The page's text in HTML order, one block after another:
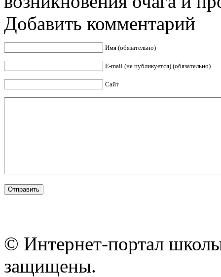
Добавить комментарий
Имя (обязательно)
E-mail (не публикуется) (обязательно)
Сайт
© Интернет-портал
защищены.